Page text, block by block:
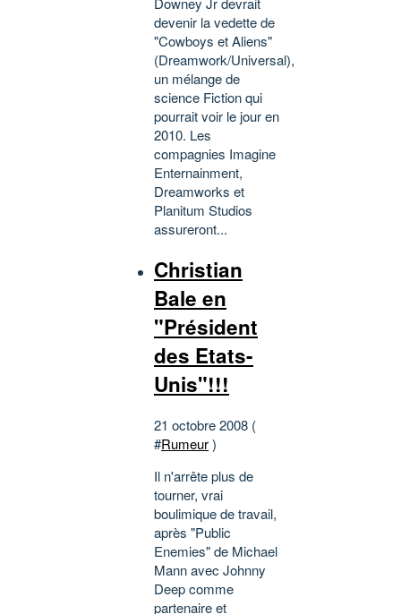
devenir la vedette de
"Cowboys et Aliens"
(Dreamwork/Universal),
un mélange de
science Fiction qui
pourrait voir le jour en
2010. Les
compagnies Imagine
Enternainment,
Dreamworks et
Planitum Studios
assureront...
Christian
Bale en
"Président
des Etats-
Unis"!!!
21 octobre 2008 (
#Rumeur)
Il n'arrête plus de
tourner, vrai
boulimique de travail,
après "Public
Enemies" de Michael
Mann avec Johnny
Deep comme
partenaire et